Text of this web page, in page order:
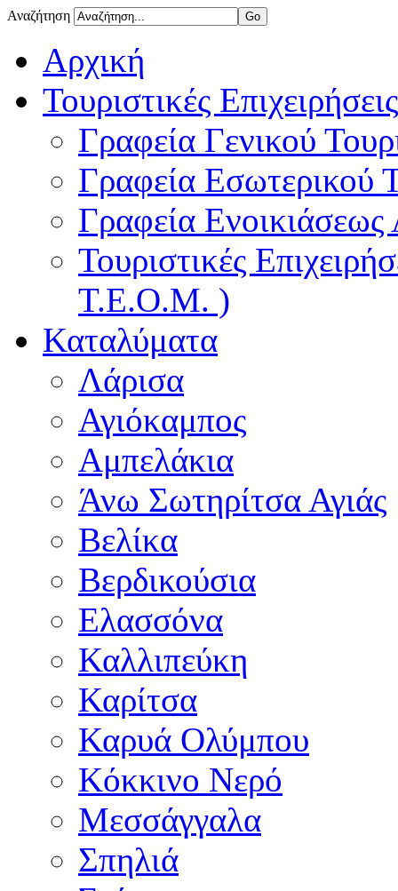
Αναζήτηση
Αρχική
Τουριστικές Επιχειρήσεις
Γραφεία Γενικού
Γραφεία Εσωτερικού
Γραφεία
Τουριστικές
Τ.Ε.Ο.Μ. )
Καταλύματα
Λάρισα
Αγιόκαμπος
Αμπελάκια
Άνω Σωτηρίτσα Αγιάς
Βελίκα
Βερδικούσια
Ελασσόνα
Καλλιπεύκη
Καρίτσα
Καρυά Ολύμπου
Κόκκινο Νερό
Μεσσάγγαλα
Σπηλιά